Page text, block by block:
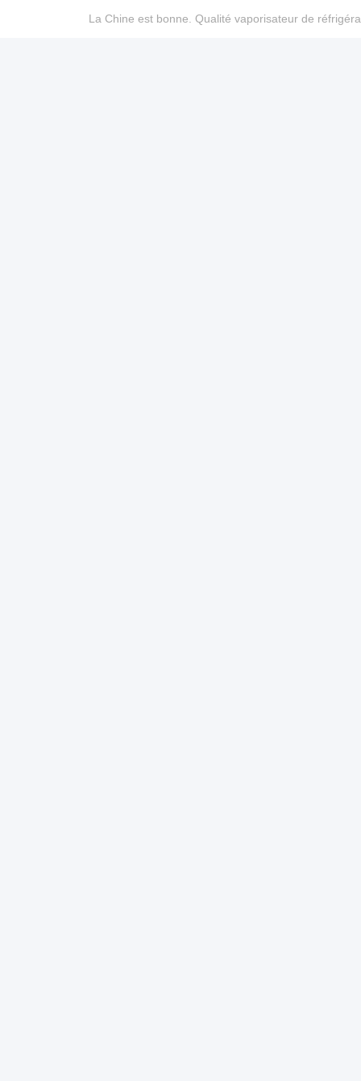
La Chine est bonne. Qualité vaporisateur de